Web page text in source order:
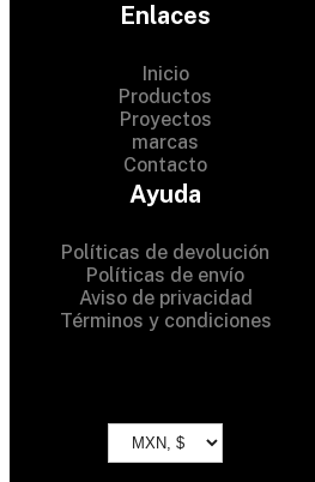
Enlaces
Inicio
Productos
Proyectos
marcas
Contacto
Ayuda
Políticas de devolución
Políticas de envío
Aviso de privacidad
Términos y condiciones